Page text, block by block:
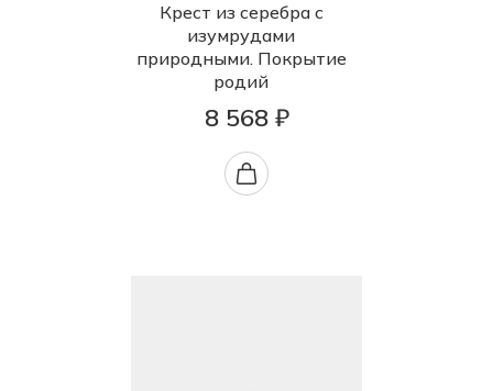
Крест из серебра с
изумрудами
природными. Покрытие
родий
8 568 ₽